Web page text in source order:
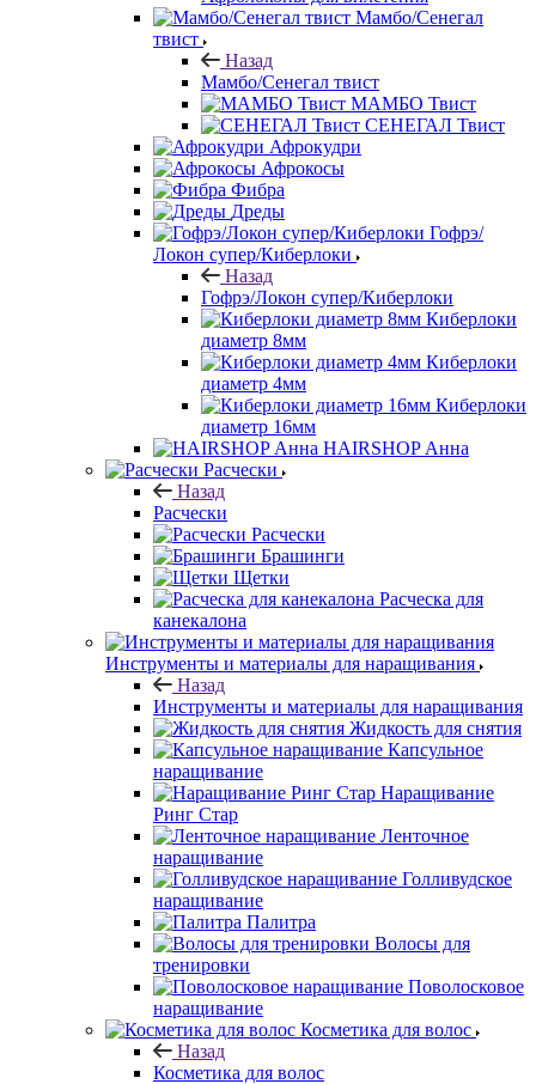
Мамбо/Сенегал
твист
Назад
Мамбо/Сенегал твист
МАМБО Твист
СЕНЕГАЛ Твист
Афрокудри
Афрокосы
Фибра
Дреды
Гофрэ/
Локон супер/Киберлоки
Назад
Гофрэ/Локон супер/Киберлоки
Киберлоки
диаметр 8мм
Киберлоки
диаметр 4мм
Киберлоки
диаметр 16мм
HAIRSHOP Анна
Расчески
Назад
Расчески
Расчески
Брашинги
Щетки
Расческа для
канекалона
Инструменты и материалы для наращивания
Назад
Инструменты и материалы для наращивания
Жидкость для снятия
Капсульное
наращивание
Наращивание
Ринг Стар
Ленточное
наращивание
Голливудское
наращивание
Палитра
Волосы для
тренировки
Поволосковое
наращивание
Косметика для волос
Назад
Косметика для волос